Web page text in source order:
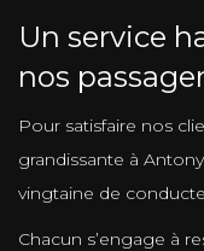
Un service
nos
Pour satisfaire nos
grandissante à
vingtaine de
Chacun s’engage à